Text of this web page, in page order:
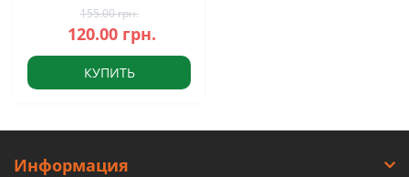
155.00 грн.
120.00 грн.
КУПИТЬ
Информация